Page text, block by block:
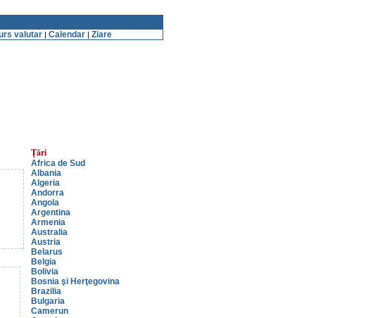
valutar | Calendar | Ziare
Ţări
Africa de Sud
Albania
Algeria
Andorra
Angola
Argentina
Armenia
Australia
Austria
Belarus
Belgia
Bolivia
Bosnia şi Herţegovina
Brazilia
Bulgaria
Camerun